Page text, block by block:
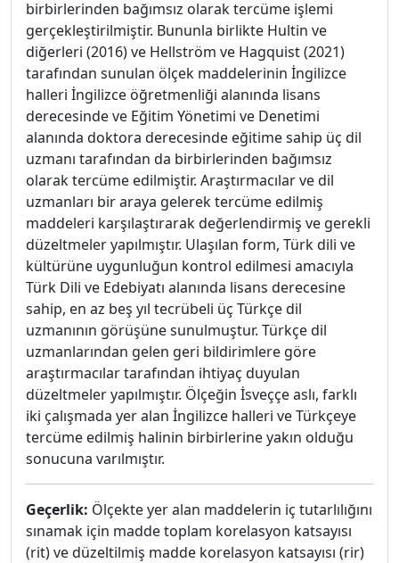
birbirlerinden bağımsız olarak tercüme işlemi
gerçekleştirilmiştir. Bununla birlikte Hultin ve
diğerleri (2016) ve Hellström ve Hagquist (2021)
tarafından sunulan ölçek maddelerinin İngilizce
halleri İngilizce öğretmenliği alanında lisans
derecesinde ve Eğitim Yönetimi ve Denetimi
alanında doktora derecesinde eğitime sahip üç dil
uzmanı tarafından da birbirlerinden bağımsız
olarak tercüme edilmiştir. Araştırmacılar ve dil
uzmanları bir araya gelerek tercüme edilmiş
maddeleri karşılaştırarak değerlendirmiş ve gerekli
düzeltmeler yapılmıştır. Ulaşılan form, Türk dili ve
kültürüne uygunluğun kontrol edilmesi amacıyla
Türk Dili ve Edebiyatı alanında lisans derecesine
sahip, en az beş yıl tecrübeli üç Türkçe dil
uzmanının görüşüne sunulmuştur. Türkçe dil
uzmanlarından gelen geri bildirimlere göre
araştırmacılar tarafından ihtiyaç duyulan
düzeltmeler yapılmıştır. Ölçeğin İsveççe aslı, farklı
iki çalışmada yer alan İngilizce halleri ve Türkçeye
tercüme edilmiş halinin birbirlerine yakın olduğu
sonucuna varılmıştır.
Geçerlik: Ölçekte yer alan maddelerin iç tutarlılığını
sınamak için madde toplam korelasyon katsayısı
(rit) ve düzeltilmiş madde korelasyon katsayısı (rir)